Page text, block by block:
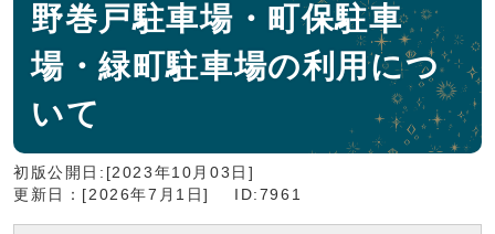
野巻戸駐車場・町保駐車
場・緑町駐車場の利用につ
いて
初版公開日:[2023年10月03日]
更新日：[2026年7月1日]
ID:7961